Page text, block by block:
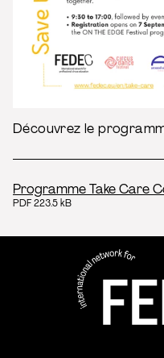
Découvrez le
Programme Take Care
PDF 223.5 kB